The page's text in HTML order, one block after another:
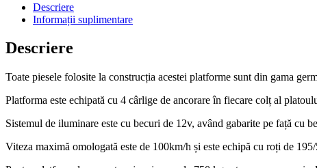
Descriere
Informații suplimentare
Descriere
Toate piesele folosite la construcția acestei platforme sunt din gama
Platforma este echipată cu 4 cârlige de ancorare în fiecare colț al
Sistemul de iluminare este cu becuri de 12v, având gabarite pe față cu
Viteza maximă omologată este de 100km/h și este echipă cu roți de